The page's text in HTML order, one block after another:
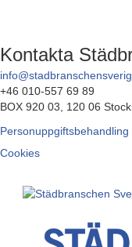
Kontakta
+46 010-557 69 89
BOX 920 03, 120 06
Personuppgiftsbehandling
Cookies